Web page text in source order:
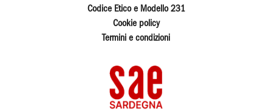
Codice Etico e Modello 231
Cookie policy
Termini e condizioni